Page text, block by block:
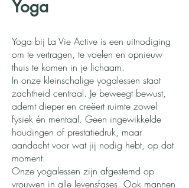
Yoga
Yoga bij La Vie Active is een uitnodiging
om te vertragen, te voelen en opnieuw
thuis te komen in je lichaam.
In onze kleinschalige yogalessen staat
zachtheid centraal. Je beweegt bewust,
ademt dieper en creëert ruimte zowel
fysiek én mentaal. Geen ingewikkelde
houdingen of prestatiedruk, maar
aandacht voor wat jij nodig hebt, op dat
moment.
Onze yogalessen zijn afgestemd op
vrouwen in alle levensfases. Ook mannen